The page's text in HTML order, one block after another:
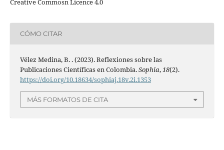
Creative Commosn Licence 4.0
CÓMO CITAR
Vélez Medina, B. . (2023). Reflexiones sobre las
Publicaciones Científicas en Colombia.Sophia,18(2).
https://doi.org/10.18634/sophiaj.18v.2i.1353
MÁS FORMATOS DE CITA